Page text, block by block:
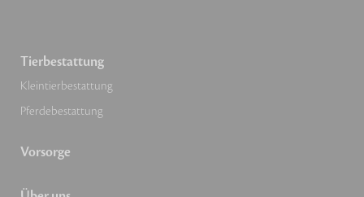
Tierbestattung
Kleintierbestattung
Pferdebestattung
Vorsorge